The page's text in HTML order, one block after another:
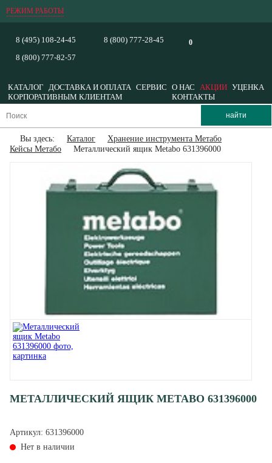
РЕЖИМ РАБОТЫ
0
8 (495) 108-24-45
8 (800) 777-82-57
8 (800) 777-28-45
КАТАЛОГ ДОСТАВКА И ОПЛАТА СЕРВИС О НАС АКЦИИ УЦЕНКА
КОРПОРАТИВНЫМ КЛИЕНТАМ
КОНТАКТЫ
Вы здесь: Каталог
Хранение инструмента Метабо
Кейсы Метабо
Металлический ящик Metabo 631396000
МЕТАЛЛИЧЕСКИЙ ЯЩИК METABO 631396000
Артикул: 631396000
Нет в наличии